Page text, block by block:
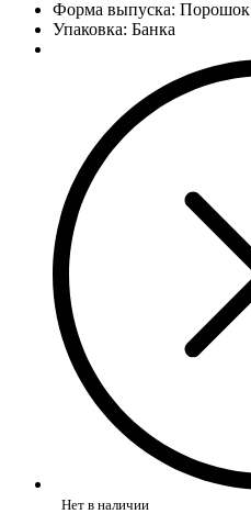
Форма выпуска: Порошок
Упаковка: Банка
Нет в наличии